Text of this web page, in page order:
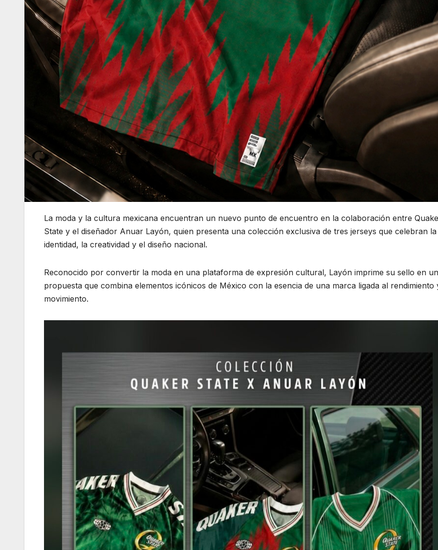
La moda y la cultura mexicana encuentran un nuevo punto de encuentro en la colaboración entre
State y el diseñador Anuar Layón, quien presenta una colección exclusiva de tres jerseys que celebran la
identidad, la creatividad y el diseño nacional.
Reconocido por convertir la moda en una plataforma de expresión cultural, Layón imprime su sello en
propuesta que combina elementos icónicos de México con la esencia de una marca ligada al rendimiento
movimiento.